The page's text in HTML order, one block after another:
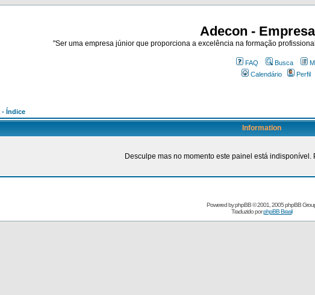
Adecon -
"Ser uma empresa júnior que proporciona a excelência na formação
FAQ Busca
Calendário
Perfil
- Índice
Information
Desculpe mas no momento este painel está indisponível.
Powered byphpBB© 2001, 2005 phpBB
Traduzido porphpBB Brasil